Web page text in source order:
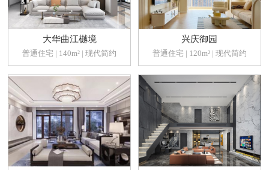
大华曲江樾境
普通住宅 | 140m² | 现代简约
兴庆御园
普通住宅 | 120m² | 现代简约